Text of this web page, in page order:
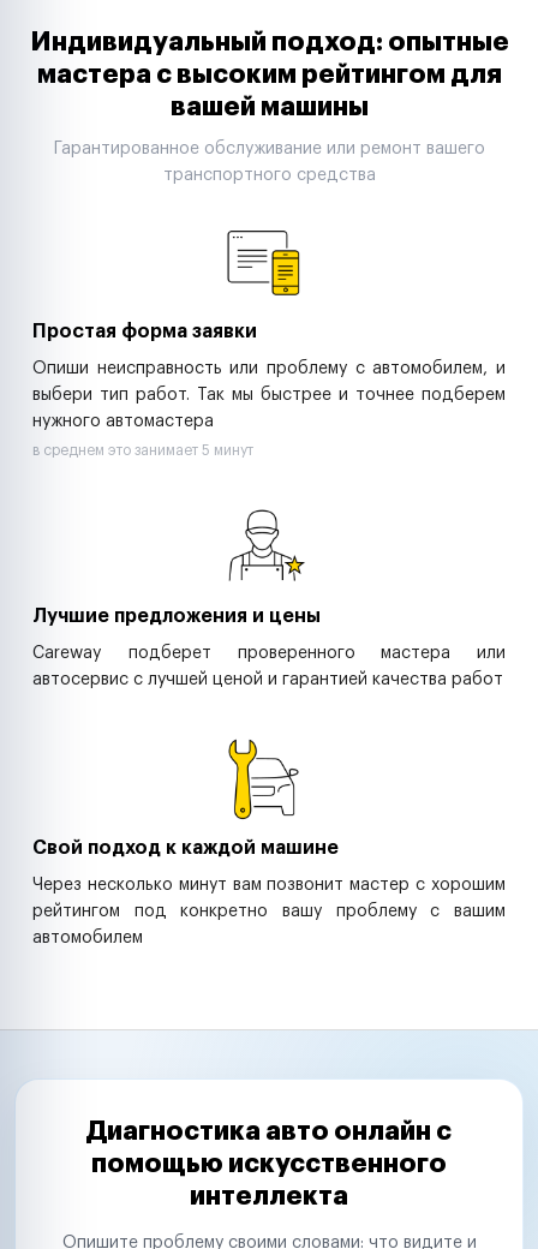
Таксопарки
Автодилеры
Строительные компании
Аренда спецтехники
Индивидуальный подход: опытные
мастера с высоким рейтингом для
вашей машины
Гарантированное обслуживание или ремонт вашего
транспортного средства
Простая форма заявки
Опиши неисправность или проблему с автомобилем, и
выбери тип работ. Так мы быстрее и точнее подберем
нужного автомастера
в среднем это занимает 5 минут
Лучшие предложения и цены
Careway подберет проверенного мастера или
автосервис с лучшей ценой и гарантией качества работ
Свой подход к каждой машине
Через несколько минут вам позвонит мастер с хорошим
рейтингом под конкретно вашу проблему с вашим
автомобилем
Диагностика авто онлайн с
помощью искусственного
интеллекта
Опишите проблему своими словами: что видите и